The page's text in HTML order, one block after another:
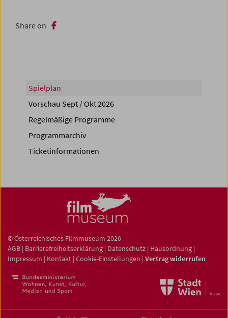
Share on
Spielplan
Vorschau Sept / Okt 2026
Regelmäßige Programme
Programmarchiv
Ticketinformationen
© Österreichisches Filmmuseum 2026
AGB | Barrierefreiheitserklärung | Datenschutz | Hausordnung |
Impressum | Kontakt | Cookie-Einstellungen | Vertrag widerrufen